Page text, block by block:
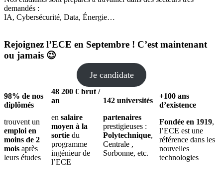
demandés :
IA, Cybersécurité, Data, Énergie…
Rejoignez l’ECE en Septembre ! C’est maintenant
ou jamais 😉
Je candidate
98% de nos
diplômés
trouvent un
emploi en
moins de 2
mois après
leurs études
48 200 € brut /
an
ensalaire
moyen à la
sortie du
programme
ingénieur de
l’ECE
142 universités
partenaires
prestigieuses :
Polytechnique,
Centrale ,
Sorbonne, etc.
+100 ans
d’existence
Fondée en 1919,
l’ECE est une
référence dans les
nouvelles
technologies